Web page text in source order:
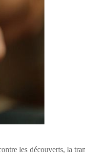
les découverts, la